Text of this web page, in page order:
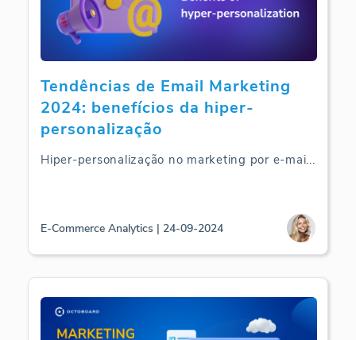
Tendências de Email Marketing
2024: benefícios da hiper-
personalização
Hiper-personalização no marketing por e-mai...
E-Commerce Analytics | 24-09-2024